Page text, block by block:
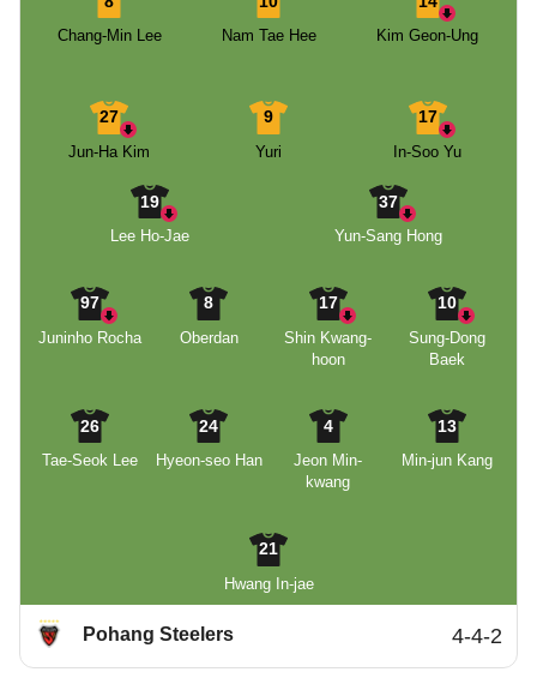
Chang-Min Lee
Nam Tae Hee
Kim Geon-Ung
27
Jun-Ha Kim
9
Yuri
17
In-Soo Yu
19
Lee Ho-Jae
37
Yun-Sang Hong
97
Juninho Rocha
8
Oberdan
17
Shin Kwang-
hoon
10
Sung-Dong
Baek
26
Tae-Seok Lee
24
Hyeon-seo Han
4
Jeon Min-
kwang
13
Min-jun Kang
21
Hwang In-jae
Pohang Steelers 4-4-2